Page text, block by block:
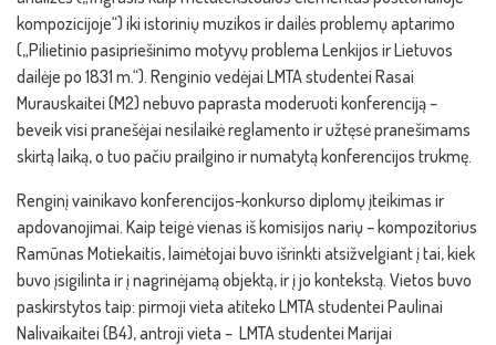
kompozicijoje“) iki istorinių muzikos ir dailės problemų aptarimo
(„Pilietinio pasipriešinimo motyvų problema Lenkijos ir Lietuvos
dailėje po 1831 m.“). Renginio vedėjai LMTA studentei Rasai
Murauskaitei (M2) nebuvo paprasta moderuoti konferenciją –
beveik visi pranešėjai nesilaikė reglamento ir užtęsė pranešimams
skirtą laiką, o tuo pačiu prailgino ir numatytą konferencijos trukmę.
Renginį vainikavo konferencijos-konkurso diplomų įteikimas ir
apdovanojimai. Kaip teigė vienas iš komisijos narių – kompozitorius
Ramūnas Motiekaitis, laimėtojai buvo išrinkti atsižvelgiant į tai, kiek
buvo įsigilinta ir į nagrinėjamą objektą, ir į jo kontekstą. Vietos buvo
paskirstytos taip: pirmoji vieta atiteko LMTA studentei Paulinai
Nalivaikaitei (B4), antroji vieta – LMTA studentei Marijai